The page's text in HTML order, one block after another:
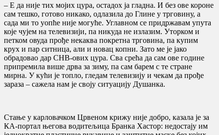
– Е да није тих мојих цура, остадох ја гладна. И без ове короне
сам тешко, готово никако, одлазила до Глине у трговину, а
сада ми то уопће није могуће. Углавном се придржавам упута
које чујем на телевизији, па никуда не излазим. Уторком и
петком овуда прође некаква покретна трговина, па купим
крух и пар ситница, али и новац копни. Зато ме је јако
обрадовао дар СНВ-ових цура. Сва срећа да сам ове године
припремила више дрва за зиму, па сам барем с те стране
мирна. У кући је топло, гледам телевизију и чекам да прође
зараза – сажела нам је своју ситуацију Душанка.
Стање у карловачком Црвеном крижу није добро, казала је за
КА-портал његова водитељица Бранка Хастор: недостају им